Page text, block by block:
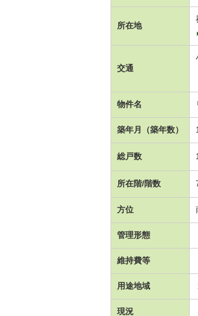
所在地
交通
物件名
築年月（築年数）
総戸数
所在階/階数
方位
管理形態
維持費等
用途地域
現況